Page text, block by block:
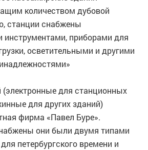
количеством дубовой
станции снабжены
инструментами, приборами для
осветительными и другими
для станционных
для других зданий)
фирма «Павел Буре».
они были двумя типами
петербургского времени и